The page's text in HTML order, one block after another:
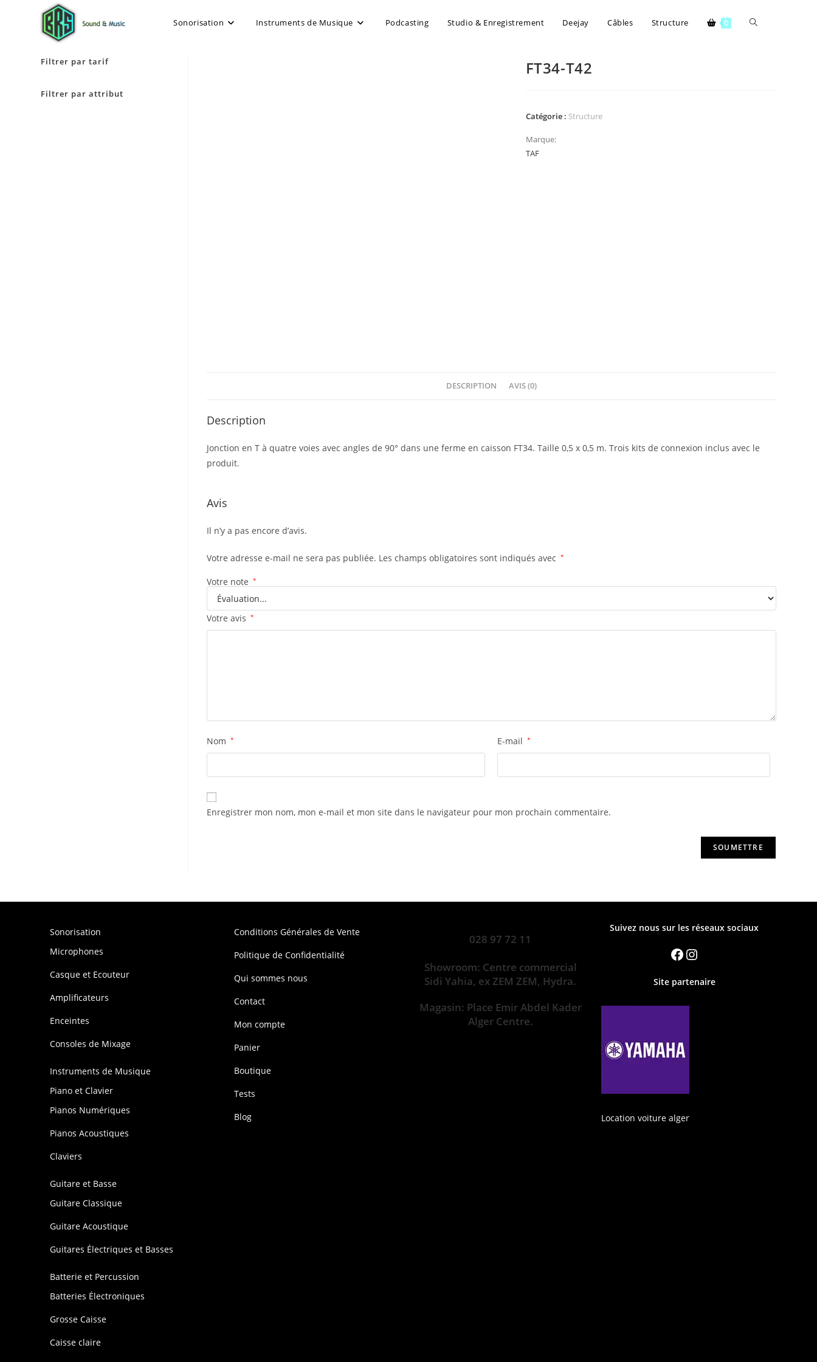
Sonorisation Instruments de Musique Podcasting Studio & Enregistrement Deejay Câbles Structure 0
FT34-T42
Catégorie : Structure
Marque:
TAF
DESCRIPTION AVIS (0)
Description
Jonction en T à quatre voies avec angles de 90° dans une ferme en caisson FT34. Taille 0,5 x 0,5 m. Trois kits de connexion inclus avec le
produit.
Avis
Il n’y a pas encore d’avis.
Votre adresse e-mail ne sera pas publiée. Les champs obligatoires sont indiqués avec *
Votre note *
Votre avis *
Nom * E-mail *
Enregistrer mon nom, mon e-mail et mon site dans le navigateur pour mon prochain commentaire.
Filtrer par tarif
Filtrer par attribut
Sonorisation
Microphones
Casque et Ecouteur
Amplificateurs
Enceintes
Consoles de Mixage
Instruments de Musique
Piano et Clavier
Pianos Numériques
Pianos Acoustiques
Claviers
Guitare et Basse
Guitare Classique
Guitare Acoustique
Guitares Électriques et Basses
Batterie et Percussion
Batteries Électroniques
Grosse Caisse
Caisse claire
Conditions Générales de Vente
Politique de Confidentialité
Qui sommes nous
Contact
Mon compte
Panier
Boutique
Tests
Blog
028 97 72 11
Showroom: Centre commercial
Sidi Yahia, ex ZEM ZEM, Hydra.
Magasin: Place Emir Abdel Kader
Alger Centre.
Suivez nous sur les réseaux sociaux
Site partenaire
Location voiture alger